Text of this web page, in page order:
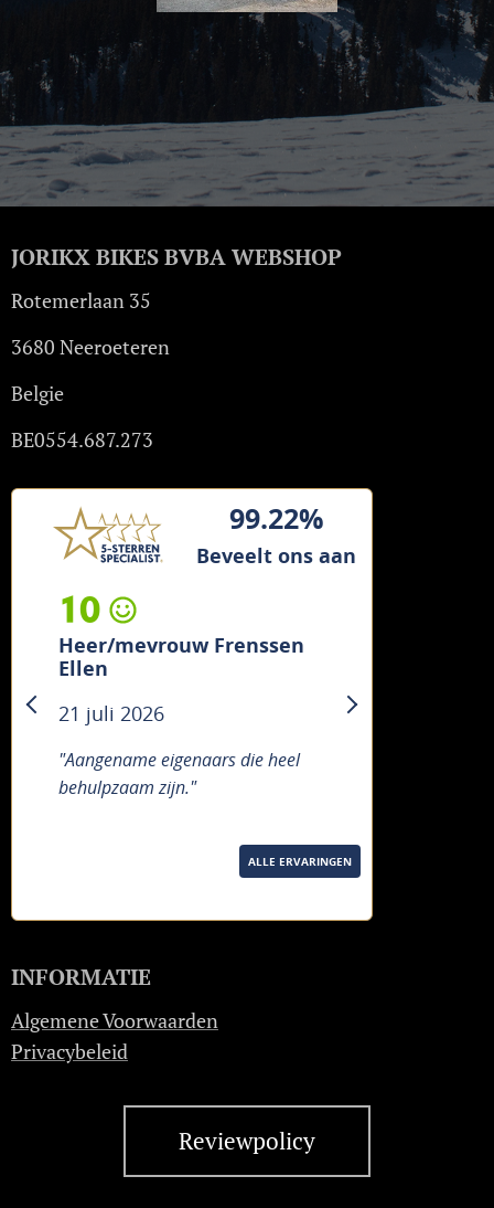
JORIKX BIKES BVBA WEBSHOP
Rotemerlaan 35
3680 Neeroeteren
Belgie
BE0554.687.273
99.22%
Beveelt ons aan
10
Heer/mevrouw Frenssen
Ellen
21 juli 2026
"Aangename eigenaars die heel
behulpzaam zijn."
previous next
ALLE ERVARINGEN
INFORMATIE
Algemene Voorwaarden
Privacybeleid
Reviewpolicy